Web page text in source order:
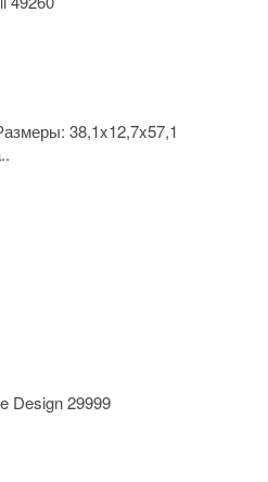
38,1x12,7x57,1
Design 29999